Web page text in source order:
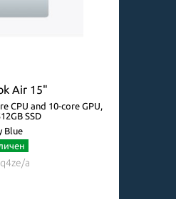
Air 15"
CPU and 10-core GPU,
SSD
Blue
a